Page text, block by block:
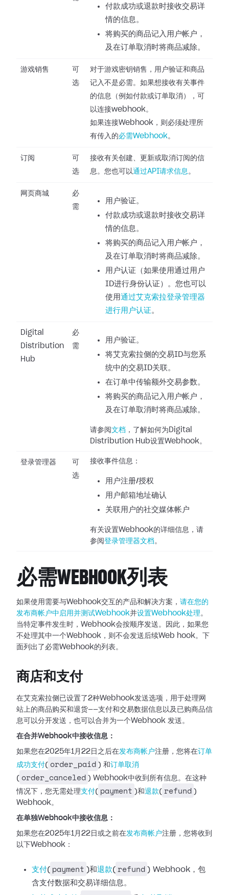
付款成功或退款时接收交易详
情的信息。
将购买的商品记入用户帐户，
及在订单取消时将商品减除。
游戏销售
可
选
对于游戏密钥销售，用户验证和商品
记入不是必需。如果想接收有关事件
的信息（例如付款或订单取消），可
以连接webhook。
如果连接Webhook，则必须处理所
有传入的必需Webhook。
订阅
可
选
接收有关创建、更新或取消订阅的信
息。您也可以通过API请求信息。
网页商城
必
需
用户验证。
付款成功或退款时接收交易详
情的信息。
将购买的商品记入用户帐户，
及在订单取消时将商品减除。
用户认证（如果使用通过用户
ID进行身份认证）。您也可以
使用通过艾克索拉登录管理器
进行用户认证。
Digital
Distribution
Hub
必
需
用户验证。
将艾克索拉侧的交易ID与您系
统中的交易ID关联。
在订单中传输额外交易参数。
将购买的商品记入用户帐户，
及在订单取消时将商品减除。
请参阅 文档 ，了解如何为Digital
Distribution Hub设置Webhook。
登录管理器
可
选
接收事件信息：
用户注册/授权
用户邮箱地址确认
关联用户的社交媒体帐户
有关设置Webhook的详细信息，请
参阅 登录管理器文档。
必需WEBHOOK列表
如果使用需要与Webhook交互的产品和解决方案， 请在您的
发布商帐户中启用并测试Webhook并设置Webhook处理。
当特定事件发生时，Webhook会按顺序发送。因此，如果您
不处理其中一个Webhook，则不会发送后续Web hook。下
面列出了必需Webhook的列表。
商店和支付
在艾克索拉侧已设置了2种Webhook发送选项，用于处理网
站上的商品购买和退货——支付和交易数据信息以及已购商品信
息可以分开发送，也可以合并为一个Webhook 发送。
在合并Webhook中接收信息：
如果您在2025年1月22日之后在发布商帐户注册，您将在订单
成功支付( order_paid ) 和订单取消
( order_canceled ) Webhook中收到所有信息。在这种
情况下，您无需处理支付( payment )和退款( refund )
Webhook。
在单独Webhook中接收信息：
如果您在2025年1月22日或之前在发布商帐户注册，您将收到
以下Webhook：
支付( payment )和退款( refund ) Webhook，包
含支付数据和交易详细信息。